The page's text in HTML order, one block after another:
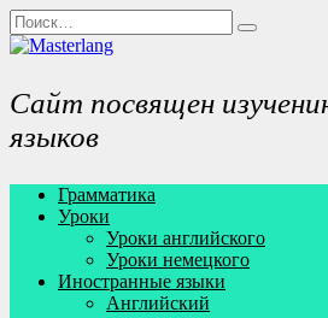
Перейти
к
содержанию
Search
for:
Сайт посвящен
языков
Грамматика
Уроки
Уроки английского
Уроки немецкого
Иностранные языки
Английский